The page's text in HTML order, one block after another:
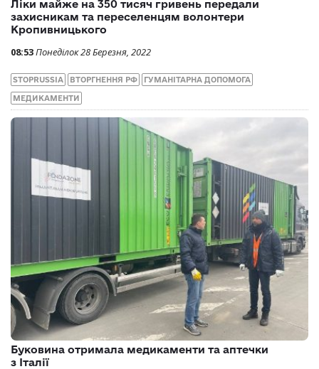
Ліки майже на 350 тисяч гривень передали
захисникам та переселенцям волонтери
Кропивницького
08:53Понеділок 28 Березня, 2022
STOPRUSSIA ВТОРГНЕННЯ РФ ГУМАНІТАРНА ДОПОМОГА
МЕДИКАМЕНТИ
Буковина отримала медикаменти та аптечки
з Італії